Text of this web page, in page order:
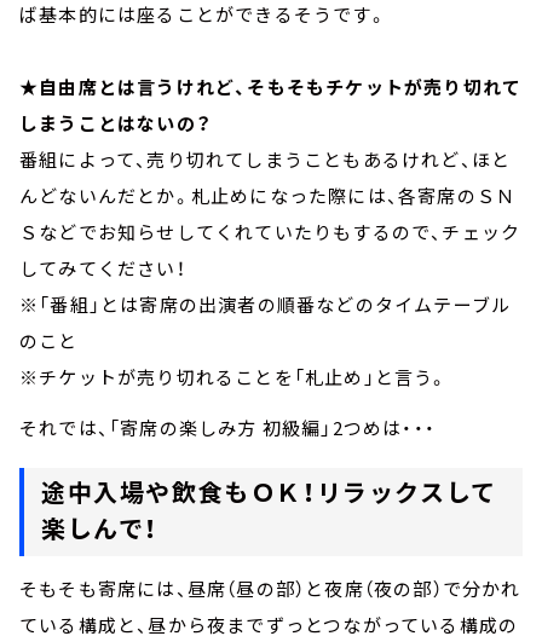
ば基本的には座ることができるそうです。
★自由席とは言うけれど、そもそもチケットが売り切れて
しまうことはないの？
番組によって、売り切れてしまうこともあるけれど、ほと
んどないんだとか。札止めになった際には、各寄席のＳＮ
Ｓなどでお知らせしてくれていたりもするので、チェック
してみてください！
※「番組」とは寄席の出演者の順番などのタイムテーブル
のこと
※チケットが売り切れることを「札止め」と言う。
それでは、「寄席の楽しみ方 初級編」2つめは・・・
途中入場や飲食もＯＫ！リラックスして
楽しんで！
そもそも寄席には、昼席（昼の部）と夜席（夜の部）で分かれ
ている構成と、昼から夜までずっとつながっている構成の